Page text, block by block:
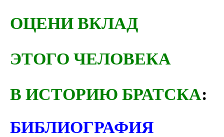
ОЦЕНИ ВКЛАД
ЭТОГО ЧЕЛОВЕКА
В ИСТОРИЮ БРАТСКА:
БИБЛИОГРАФИЯ